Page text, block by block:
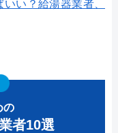
い？給湯器業者、
の
者10選